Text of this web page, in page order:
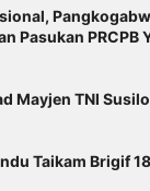
Pasukan PRCPB
Mayjen TNI
Taikam Brigif